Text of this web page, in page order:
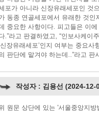
포가 아니라 신장유래세포인 것
동종 연골세포에서 유래한 것
중요한 사항이다. 피고들은 이
.”라고 판결하였고, “인보사케이
신장유래세포’인지 여부는 중요
판단에 맡겨야 하는데..”라고
작성자 : 김용선 (2024-12-
원문 상단에 있는 '서울중앙지